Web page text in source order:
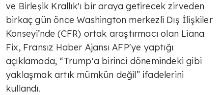
ve Birleşik Krallık'ı bir araya getirecek zirveden
birkaç gün önce Washington merkezli Dış İlişkiler
Konseyi’nde (CFR) ortak araştırmacı olan Liana
Fix, Fransız Haber Ajansı AFP'ye yaptığı
açıklamada, “Trump'a birinci dönemindeki gibi
yaklaşmak artık mümkün değil” ifadelerini
kullandı.